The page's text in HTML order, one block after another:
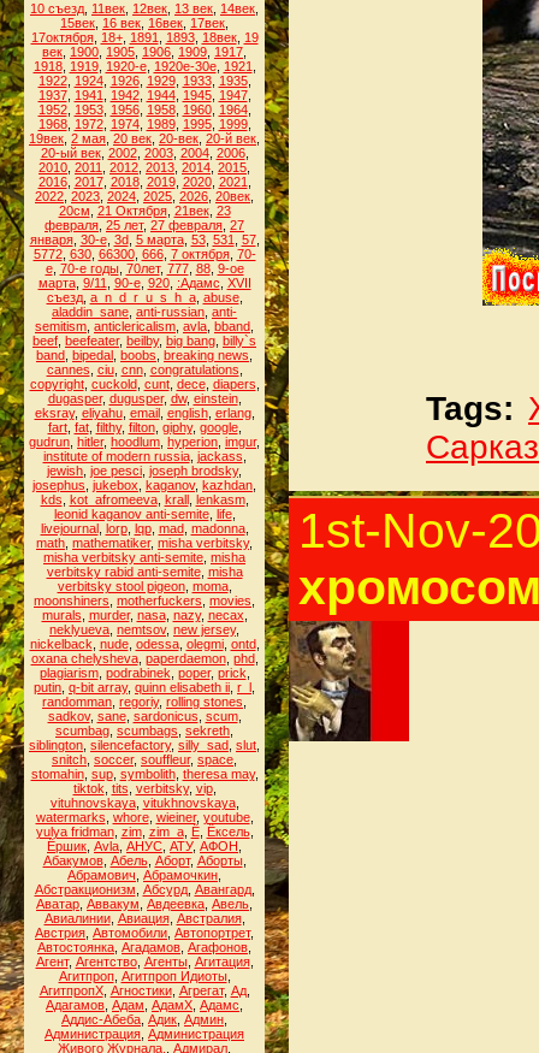
10 съезд 11век 12век 13 век 14век
15век 16 век 16век 17век
17октября, 18+, 1891 1893, 18век, 19
век 1900 1905 1906 1909 1917
1918, 1919, 1920-е, 1920е-30е, 1921
1922, 1924, 1926, 1929, 1933, 1935,
1937, 1941 1942, 1944, 1945, 1947,
1952, 1953, 1956, 1958, 1960, 1964,
1968, 1972, 1974, 1989, 1995, 1999,
19век 2 мая 20 век 20-век 20-й век
20-ый век, 2002, 2003, 2004, 2006,
2010 2011 2012 2013 2014 2015
2016, 2017, 2018, 2019, 2020, 2021
2022 2023 2024 2025 2026 20век
20см 21 Октября, 21век, 23
февраля 25 лет, 27 февраля 27
января, 30-е, 3d, 5 марта, 53, 531 57,
5772, 630, 66300, 666, 7 октября, 70-
е, 70-е годы, 70лет, 777, 88, 9-ое
марта, 9/11 90-е, 920, :Адамс XVII
съезд, a_n_d_r_u_s_h_a, abuse,
aladdin_sane anti-russian anti-
semitism anticlericalism avla bband
beef beefeater, beilby, big bang billy`s
band bipedal boobs breaking news
cannes ciu, cnn, congratulations
copyright, cuckold, cunt, dece, diapers
dugasper, dugusper, dw, einstein,
eksray, eliyahu, email, english, erlang,
fart, fat, filthy, filton, giphy, google,
gudrun hitler, hoodlum hyperion imgur,
institute of modern russia, jackass
jewish joe pesci joseph brodsky,
josephus jukebox kaganov, kazhdan
kds kot_afromeeva, krall, lenkasm,
leonid kaganov anti-semite, life,
livejournal, lorp, lqp, mad, madonna,
math mathematiker, misha verbitsky,
misha verbitsky anti-semite misha
verbitsky rabid anti-semite, misha
verbitsky stool pigeon, moma,
moonshiners motherfuckers movies
murals murder, nasa, nazy, necax
neklyueva nemtsov, new jersey,
nickelback nude, odessa, olegmi, ontd,
oxana chelysheva, paperdaemon, phd,
plagiarism, podrabinek poper, prick
putin q-bit array, quinn elisabeth ii r_l
randomman regoriy, rolling stones
sadkov, sane, sardonicus scum,
scumbag scumbags sekreth
siblington silencefactory, silly_sad slut
snitch soccer, souffleur, space
stomahin, sup, symbolith, theresa may,
tiktok tits verbitsky, vip,
vituhnovskaya, vitukhnovskaya,
watermarks whore, wieiner, youtube,
yulya fridman, zim, zim_a, Ё, Ёксель,
Ёршик Аvla АНУС АТУ, АФОН
Абакумов, Абель, Аборт, Аборты,
Абрамович Абрамочкин
Абстракционизм Абсурд, Авангард,
Аватар Аввакум Авдеевка Авель
Авиалинии, Авиация, Австралия,
Австрия Автомобили Автопортрет,
Автостоянка Агадамов Агафонов
Агент, Агентство, Агенты, Агитация,
Агитпроп, Агитпроп Идиоты,
АгитпропХ, Агностики, Агрегат, Ад,
Адагамов Адам АдамХ Адамс
Аддис-Абеба Адик Админ
Администрация Администрация
Живого Журнала.
Адмирал
Tags:
1st-Nov-